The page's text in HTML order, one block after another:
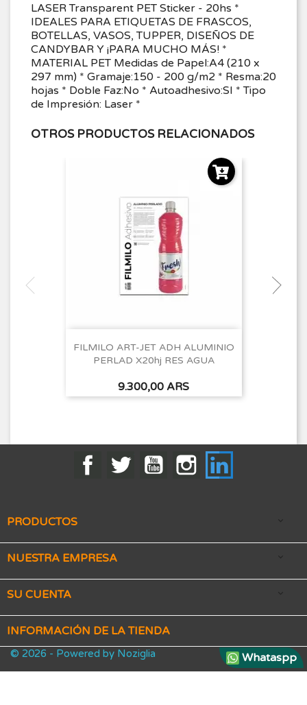
LASER Transparent PET Sticker - 20hs *
IDEALES PARA ETIQUETAS DE FRASCOS,
BOTELLAS, VASOS, TUPPER, DISEÑOS DE
CANDYBAR Y ¡PARA MUCHO MÁS! *
MATERIAL PET Medidas de Papel:A4 (210 x
297 mm) * Gramaje:150 - 200 g/m2 * Resma:20
hojas * Doble Faz:No * Autoadhesivo:SI * Tipo
de Impresión: Laser *
OTROS PRODUCTOS RELACIONADOS
FILMILO ART-JET ADH ALUMINIO
PERLAD X20hj RES AGUA
Precio
9.300,00 ARS
FacebookTwitter YouTubeInstagram
PRODUCTOS 
NUESTRA EMPRESA 
SU CUENTA 
INFORMACIÓN DE LA TIENDA
Whataspp
© 2026 - Powered by Noziglia